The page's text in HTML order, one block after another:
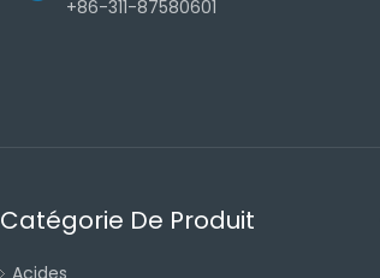
+86-311-87580601
Catégorie De Produit
Acides